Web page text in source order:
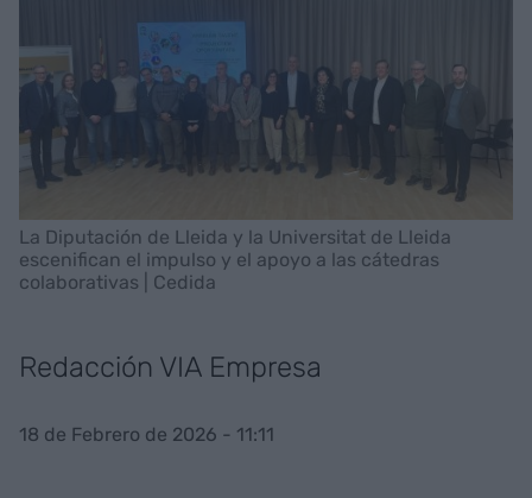
La Diputación de Lleida y la Universitat de Lleida
escenifican el impulso y el apoyo a las cátedras
colaborativas | Cedida
Redacción VIA Empresa
18 de Febrero de 2026 - 11:11